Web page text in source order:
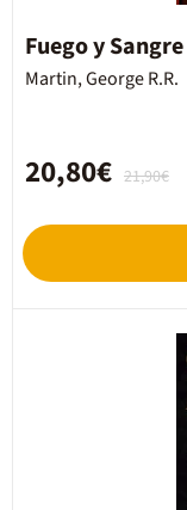
Fuego y Sangre
Martin, George R.R.
21,90€
20,80€